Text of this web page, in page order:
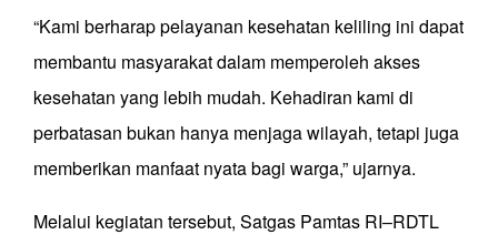
“Kami berharap pelayanan kesehatan keliling ini dapat
membantu masyarakat dalam memperoleh akses
kesehatan yang lebih mudah. Kehadiran kami di
perbatasan bukan hanya menjaga wilayah, tetapi juga
memberikan manfaat nyata bagi warga,” ujarnya.
Melalui kegiatan tersebut, Satgas Pamtas RI–RDTL